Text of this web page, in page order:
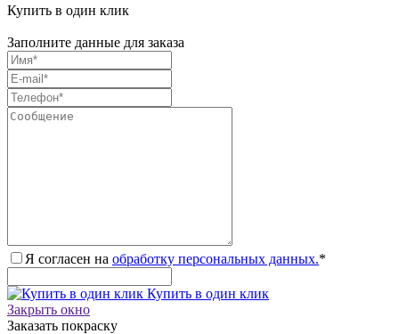
Купить в один клик
Заполните данные для заказа
Я согласен на обработку персональных данных.*
Купить в один клик
Закрыть окно
Заказать покраску